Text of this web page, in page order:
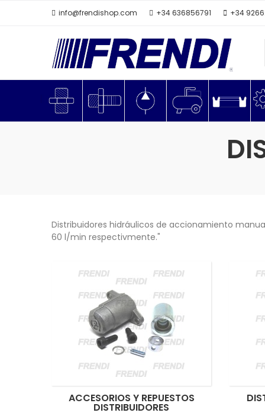
info@frendishop.com +34 636856791 +34
Distribuidores hidráulicos de accionamiento
60 l/min respectivmente."
ACCESORIOS Y REPUESTOS
DISTRIBUIDORES